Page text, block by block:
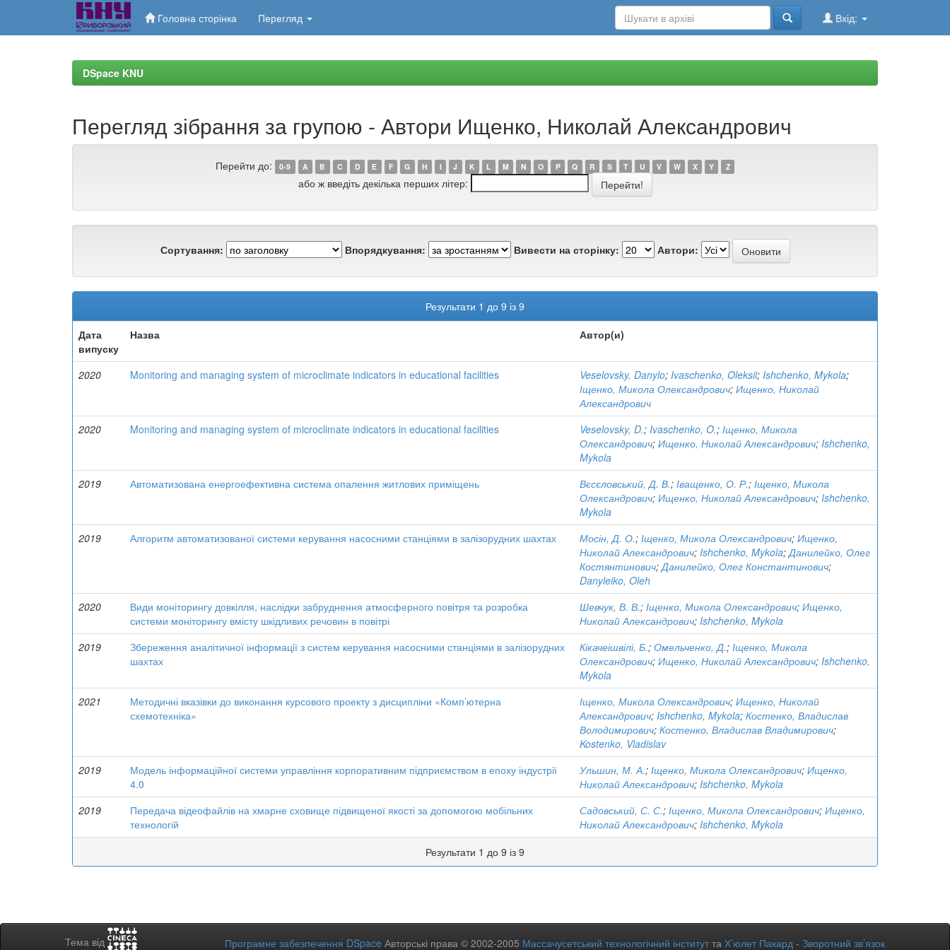
Головна сторінка Перегляд Вхід:
DSpace KNU
Перегляд зібрання за групою - Автори Ищенко, Николай Александрович
Перейти до: 0-9 A B C D E F G H I J K L M N O P Q R S T U V W X Y Z
або ж введіть декілька перших літер:
Сортування: Впорядкування: Вивести на сторінку: Автори:
Результати 1 до 9 із 9
Дата
випуску
Назва Автор(и)
2020 Monitoring and managing system of microclimate indicators in educational facilities Veselovsky, Danylo; Ivaschenko, Oleksii; Ishchenko, Mykola;
Іщенко, Микола Олександрович; Ищенко, Николай
Александрович
2020
Monitoring and managing system of microclimate indicators in educational facilities Veselovsky, D.; Ivaschenko, O.; Іщенко, Микола
Олександрович; Ищенко, Николай Александрович; Ishchenko,
Mykola
2019
Автоматизована енергоефективна система опалення житлових приміщень Вєсєловський, Д. В.; Іващенко, О. Р.; Іщенко, Микола
Олександрович; Ищенко, Николай Александрович; Ishchenko,
Mykola
2019
Алгоритм автоматизованої системи керування насосними станціями в залізорудних шахтах Мосін, Д. О.; Іщенко, Микола Олександрович; Ищенко,
Николай Александрович; Ishchenko, Mykola;Данилейко, Олег
Костянтинович;Данилейко, Олег Константинович;
Danyleiko, Oleh
2020
Види моніторингу довкілля, наслідки забруднення атмосферного повітря та розробка
системи моніторингу вмісту шкідливих речовин в повітрі
Шевчук, В. В.; Іщенко, Микола Олександрович; Ищенко,
Николай Александрович; Ishchenko, Mykola
2019
Збереження аналітичної інформації з систем керування насосними станціями в залізорудних
шахтах
Кікачеішвілі, Б.; Омельченко, Д.; Іщенко, Микола
Олександрович; Ищенко, Николай Александрович; Ishchenko,
Mykola
2021
Методичні вказівки до виконання курсового проекту з дисципліни «Комп’ютерна
схемотехніка»
Іщенко, Микола Олександрович; Ищенко, Николай
Александрович; Ishchenko, Mykola; Костенко, Владислав
Володимирович; Костенко, Владислав Владимирович;
Kostenko, Vladislav
2019
Модель інформаційної системи управління корпоративним підприємством в епоху індустрії
4.0
Ульшин, М. А.; Іщенко, Микола Олександрович; Ищенко,
Николай Александрович; Ishchenko, Mykola
2019
Передача відеофайлів на хмарне сховище підвищеної якості за допомогою мобільних
технологій
Садовський, С. С.; Іщенко, Микола Олександрович; Ищенко,
Николай Александрович; Ishchenko, Mykola
Результати 1 до 9 із 9
Тема від Програмне забезпечення DSpace Авторські права © 2002-2005 Массачусетський технологічний інститутта Х’юлет Пакард - Зворотний зв’язок